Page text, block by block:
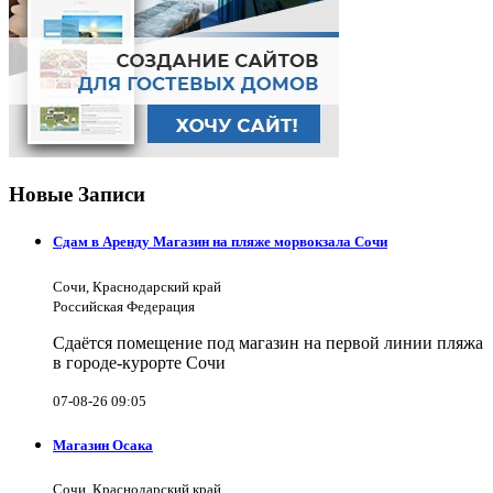
Новые Записи
Сдам в Аренду Магазин на пляже морвокзала Сочи
Сочи, Краснодарский край
Российская Федерация
Сдаётся помещение под магазин на первой линии пляжа
в городе-курорте Сочи
07-08-26 09:05
Магазин Осака
Сочи, Краснодарский край